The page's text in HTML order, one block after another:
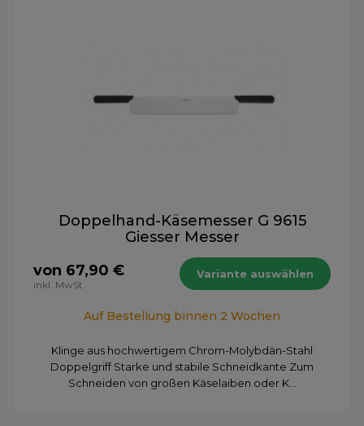
Doppelhand-Käsemesser G 9615
Giesser Messer
von 67,90 €
inkl. MwSt.
Variante auswählen
Auf Bestellung binnen 2 Wochen
Klinge aus hochwertigem Chrom-Molybdän-Stahl
Doppelgriff Starke und stabile Schneidkante Zum
Schneiden von großen Käselaiben oder K...